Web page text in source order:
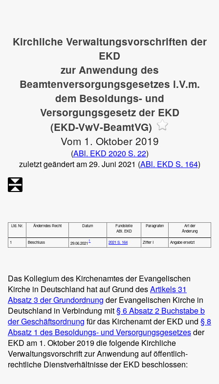
Kirchliche Verwaltungsvorschriften der
EKD
zur Anwendung des
Beamtenversorgungsgesetzes i.V.m.
dem Besoldungs- und
Versorgungsgesetz der EKD
(EKD-VwV-BeamtVG)
Vom 1. Oktober 2019
(ABl. EKD 2020 S. 22)
zuletzt geändert am 29. Juni 2021 (ABl. EKD S. 164)
Lfd. Nr. Änderndes Recht Datum
Fundstelle
ABl. EKD
Paragrafen
Art der
Änderung
1 Beschluss 29.06.2021
1 2021 S. 164 Ziffer I Angabe ersetzt
Das Kollegium des Kirchenamtes der Evangelischen
Kirche in Deutschland hat auf Grund desArtikels 31
Absatz 3 der Grundordnung der Evangelischen Kirche in
Deutschland in Verbindung mit§ 6 Absatz 2 Buchstabe b
der Geschäftsordnung für das Kirchenamt der EKD und § 8
Absatz 1 des Besoldungs- und Versorgungsgesetzesder
EKD am 1. Oktober 2019 die folgende Kirchliche
Verwaltungsvorschrift zur Anwendung auf öffentlich-
rechtliche Dienstverhältnisse der EKD beschlossen: